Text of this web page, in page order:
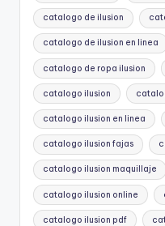
catalogo de ilusion
catalogo de ilusion en linea
catalogo de ropa ilusion
catalogo ilusion
catalogo ilusion en linea
catalogo ilusion fajas
catalogo ilusion maquillaje
catalogo ilusion online
catalogo ilusion pdf